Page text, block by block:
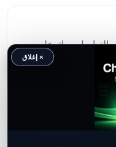
التواصل معك على
المنتج حسب نوع× إغلاق